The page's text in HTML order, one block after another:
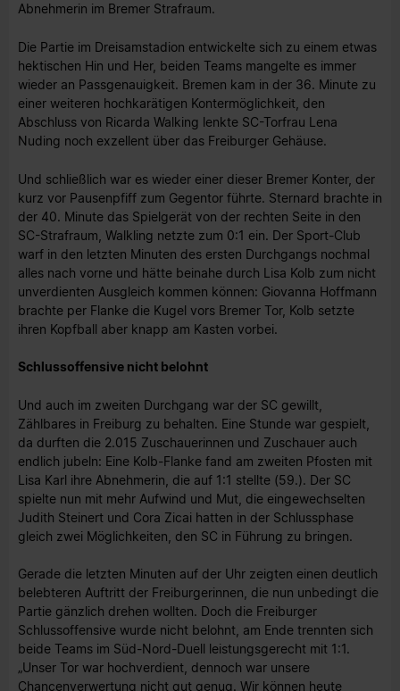
Abnehmerin im Bremer Strafraum.
Die Partie im Dreisamstadion entwickelte sich zu einem etwas
hektischen Hin und Her, beiden Teams mangelte es immer
wieder an Passgenauigkeit. Bremen kam in der 36. Minute zu
einer weiteren hochkarätigen Kontermöglichkeit, den
Abschluss von Ricarda Walking lenkte SC-Torfrau Lena
Nuding noch exzellent über das Freiburger Gehäuse.
Und schließlich war es wieder einer dieser Bremer Konter, der
kurz vor Pausenpfiff zum Gegentor führte. Sternard brachte in
der 40. Minute das Spielgerät von der rechten Seite in den
SC-Strafraum, Walkling netzte zum 0:1 ein. Der Sport-Club
warf in den letzten Minuten des ersten Durchgangs nochmal
alles nach vorne und hätte beinahe durch Lisa Kolb zum nicht
unverdienten Ausgleich kommen können: Giovanna Hoffmann
brachte per Flanke die Kugel vors Bremer Tor, Kolb setzte
ihren Kopfball aber knapp am Kasten vorbei.
Schlussoffensive nicht belohnt
Und auch im zweiten Durchgang war der SC gewillt,
Zählbares in Freiburg zu behalten. Eine Stunde war gespielt,
da durften die 2.015 Zuschauerinnen und Zuschauer auch
endlich jubeln: Eine Kolb-Flanke fand am zweiten Pfosten mit
Lisa Karl ihre Abnehmerin, die auf 1:1 stellte (59.). Der SC
spielte nun mit mehr Aufwind und Mut, die eingewechselten
Judith Steinert und Cora Zicai hatten in der Schlussphase
gleich zwei Möglichkeiten, den SC in Führung zu bringen.
Gerade die letzten Minuten auf der Uhr zeigten einen deutlich
belebteren Auftritt der Freiburgerinnen, die nun unbedingt die
Partie gänzlich drehen wollten. Doch die Freiburger
Schlussoffensive wurde nicht belohnt, am Ende trennten sich
beide Teams im Süd-Nord-Duell leistungsgerecht mit 1:1.
„Unser Tor war hochverdient, dennoch war unsere
Chancenverwertung nicht gut genug. Wir können heute